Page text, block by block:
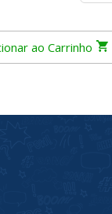
ao Carrinho